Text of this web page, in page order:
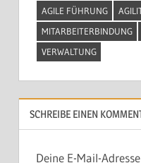
AGILE FÜHRUNG
MITARBEITERBINDUNG
VERWALTUNG
SCHREIBE EINEN
Deine E-Mail-